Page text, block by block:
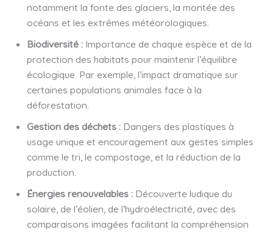
notamment la fonte des glaciers, la montée des
océans et les extrêmes météorologiques.
Biodiversité :Importance de chaque espèce et de la
protection des habitats pour maintenir l’équilibre
écologique. Par exemple, l’impact dramatique sur
certaines populations animales face à la
déforestation.
Gestion des déchets :Dangers des plastiques à
usage unique et encouragement aux gestes simples
comme le tri, le compostage, et la réduction de la
production.
Énergies renouvelables :Découverte ludique du
solaire, de l’éolien, de l’hydroélectricité, avec des
comparaisons imagées facilitant la compréhension